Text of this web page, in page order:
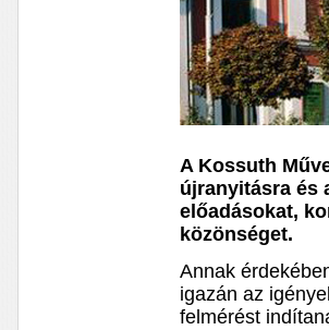
A Kossuth
újranyitásra és
előadásokat,
közönséget.
Annak
igazán az
felmérést